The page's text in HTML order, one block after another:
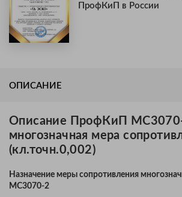
ПрофКиП в России
ОПИСАНИЕ
Описание ПрофКиП
многозначная мера
(кл.точн.0,002)
Назначение меры сопротивления
МС3070-2